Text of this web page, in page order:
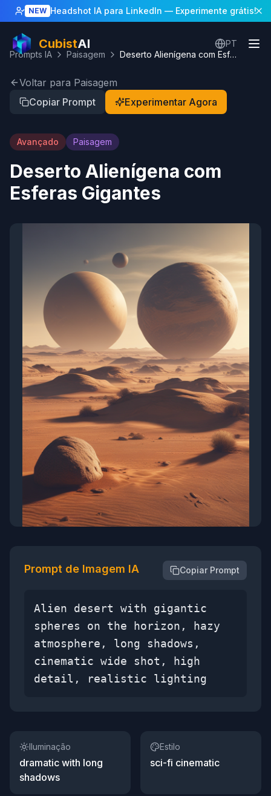
NEW Headshot IA para LinkedIn — Experimente grátis!
CubistAI
PT
Prompts IA
Paisagem Deserto Alienígena com Esferas Gigantes
Voltar para Paisagem
Copiar Prompt
Experimentar Agora
Avançado Paisagem
Deserto Alienígena com
Esferas Gigantes
Prompt de Imagem IA Copiar Prompt
Alien desert with gigantic
spheres on the horizon, hazy
atmosphere, long shadows,
cinematic wide shot, high
detail, realistic lighting
Iluminação
dramatic with long
shadows
Estilo
sci-fi cinematic